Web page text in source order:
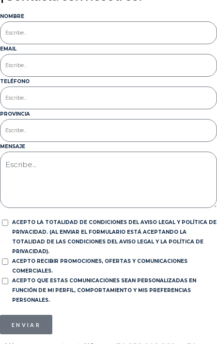
NOMBRE
EMAIL
TELÉFONO
PROVINCIA
MENSAJE
ACEPTO LA TOTALIDAD DE CONDICIONES DEL AVISO LEGAL Y POLÍTICA DE
PRIVACIDAD. (AL ENVIAR EL FORMULARIO ESTÁ ACEPTANDO LA
TOTALIDAD DE LAS CONDICIONES DEL AVISO LEGAL Y LA POLÍTICA DE
PRIVACIDAD).
ACEPTO RECIBIR PROMOCIONES, OFERTAS Y COMUNICACIONES
COMERCIALES.
ACEPTO QUE ESTAS COMUNICACIONES SEAN PERSONALIZADAS EN
FUNCIÓN DE MI PERFIL, COMPORTAMIENTO Y MIS PREFERENCIAS
PERSONALES.
ENVIAR